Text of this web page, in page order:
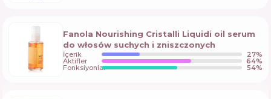
Fanola Nourishing Cristalli Liquidi oil serum
do włosów suchych i zniszczonych
İçerik 27%
Aktifler 64%
Fonksiyonlar 54%